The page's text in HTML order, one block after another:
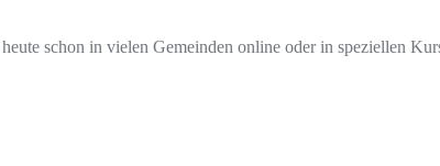
schon in vielen Gemeinden online oder in speziellen